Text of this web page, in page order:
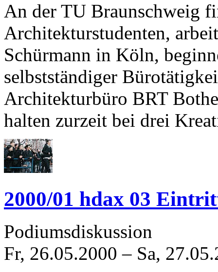
An der TU Braunschweig
Architekturstudenten,
Schürmann in Köln,
selbstständiger
Architekturbüro BRT
halten zurzeit bei drei
2000/01 hdax 03
Podiumsdiskussion
Fr, 26.05.2000 – Sa,